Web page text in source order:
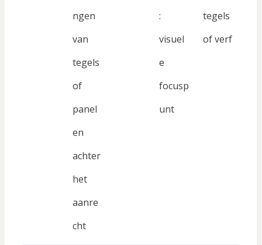
ngen
van
tegels
of
panel
en
achter
het
aanre
cht
:
visuel
e
focusp
unt
tegels
of verf